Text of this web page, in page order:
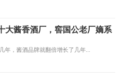
大酱香酒厂，窖国公老厂嫡系
年，酱酒品牌就翻倍增长了几年...